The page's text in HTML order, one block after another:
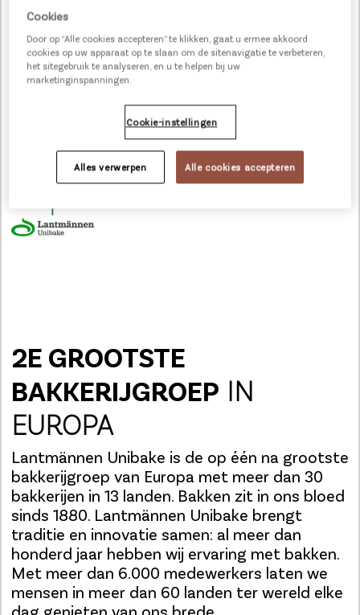
boeren en leider in Noord-Europa op het
gebied van landbouw, machines, bio-energie,
vastgoed en voeding zoals bakkerijproducten.
Deze bakkerijtak heetLantmännen Unibake
2E GROOTSTE
BAKKERIJGROEP IN
EUROPA
Lantmännen Unibake is de op één na grootste
bakkerijgroep van Europa met meer dan 30
bakkerijen in 13 landen. Bakken zit in ons bloed
sinds 1880. Lantmännen Unibake brengt
traditie en innovatie samen: al meer dan
honderd jaar hebben wij ervaring met bakken.
Met meer dan 6.000 medewerkers laten we
mensen in meer dan 60 landen ter wereld elke
dag genieten van ons brede
Cookies
Door op “Alle cookies accepteren” te klikken, gaat u ermee akkoord
cookies op uw apparaat op te slaan om de sitenavigatie te verbeteren,
het sitegebruik te analyseren, en u te helpen bij uw
marketinginspanningen.
Cookie-instellingen
Alles verwerpen Alle cookies accepteren